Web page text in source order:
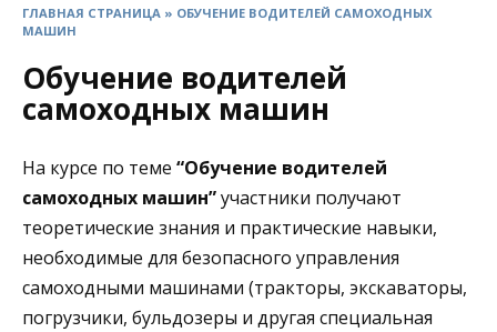
ГЛАВНАЯ СТРАНИЦА » ОБУЧЕНИЕ ВОДИТЕЛЕЙ САМОХОДНЫХ
МАШИН
Обучение водителей
самоходных машин
На курсе по теме “Обучение водителей
самоходных машин”участники получают
теоретические знания и практические навыки,
необходимые для безопасного управления
самоходными машинами (тракторы, экскаваторы,
погрузчики, бульдозеры и другая специальная